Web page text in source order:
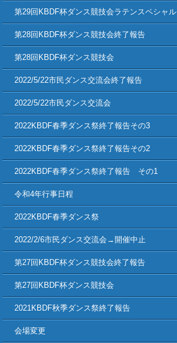
第29回KBDF杯ダンス競技会ラテンスペシャル
第28回KBDF杯ダンス競技会終了報告
第28回KBDF杯ダンス競技会
2022/5/22市民ダンス交流会終了報告
2022/5/22市民ダンス交流会
2022KBDF春季ダンス祭終了報告その3
2022KBDF春季ダンス祭終了報告その2
2022KBDF春季ダンス祭終了報告 その1
令和4年行事日程
2022KBDF春季ダンス祭
2022/2/6市民ダンス交流会→開催中止
第27回KBDF杯ダンス競技会終了報告
第27回KBDF杯ダンス競技会
2021KBDF秋季ダンス祭終了報告
会場変更